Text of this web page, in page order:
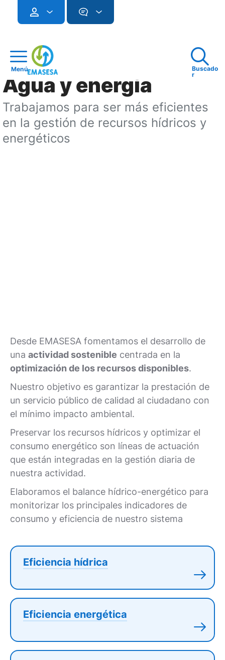
Menú
Buscado
r
Agua y energía
Trabajamos para ser más eficientes
en la gestión de recursos hídricos y
energéticos
Desde EMASESA fomentamos el desarrollo de
una actividad sostenible centrada en la
optimización de los recursos disponibles.
Nuestro objetivo es garantizar la prestación de
un servicio público de calidad al ciudadano con
el mínimo impacto ambiental.
Preservar los recursos hídricos y optimizar el
consumo energético son líneas de actuación
que están integradas en la gestión diaria de
nuestra actividad.
Elaboramos el balance hídrico-energético para
monitorizar los principales indicadores de
consumo y eficiencia de nuestro sistema
Eficiencia hídrica
Eficiencia energética